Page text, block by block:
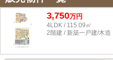
3,750万円
4LDK / 115.09㎡
2階建 / 新築一戸建/木造